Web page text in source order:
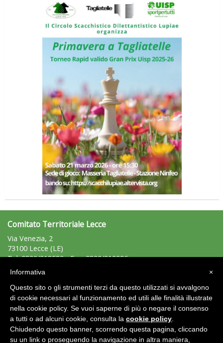
Tiziano Pesce nel Cda di Fondazione Terzjus: prima riunione a
Comitato Territoriale Lecce
Via Venezia, 2
73100 Lecce (LE)
Tel: 0832/318583 - Fax: 0832/312296
e-mail:lecce@uisp.it
P.Iva: 02592760751
Area Riservata 2.0
×
Informativa
Questo sito o gli strumenti terzi da questo utilizzati si avvalgono
di cookie necessari al funzionamento ed utili alle finalità illustrate
nella cookie policy. Se vuoi saperne di più o negare il consenso
a tutti o ad alcuni cookie, consulta la cookie policy
Chiudendo questo banner, scorrendo questa pagina, cliccando
su un link o proseguendo la navigazione in altra maniera,